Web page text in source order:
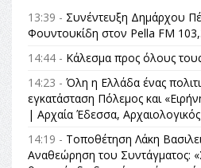
13:39 - Συνέντευξη Δημάρχου
Φουντουκίδη στον Pella FM
14:44 - Κάλεσμα προς όλους
14:23 - Όλη η Ελλάδα ένας
εγκατάσταση Πόλεμος και
| Αρχαία Έδεσσα,
14:19 - Τοποθέτηση Λάκη
Αναθεώρηση του Συντάγματος: